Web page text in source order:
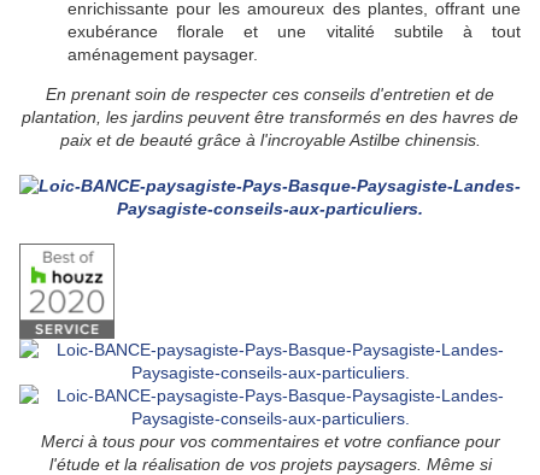
enrichissante pour les amoureux des plantes, offrant une
exubérance florale et une vitalité subtile à tout
aménagement paysager.
En prenant soin de respecter ces conseils d'entretien et de
plantation, les jardins peuvent être transformés en des havres de
paix et de beauté grâce à l'incroyable Astilbe chinensis.
Merci à tous pour vos commentaires et votre confiance pour
l'étude et la réalisation de vos projets paysagers. Même si